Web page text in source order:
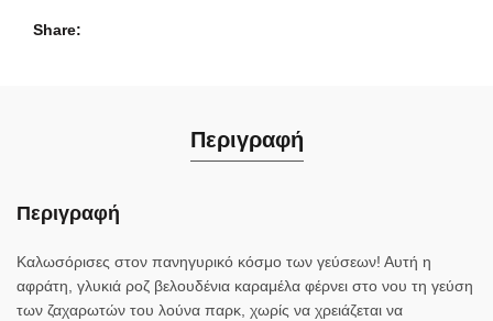
Share
Περιγραφή
Περιγραφή
Καλωσόρισες στον πανηγυρικό κόσμο των γεύσεων! Αυτή η
αφράτη, γλυκιά ροζ βελουδένια καραμέλα φέρνει στο νου τη γεύση
των ζαχαρωτών του λούνα παρκ, χωρίς να χρειάζεται να